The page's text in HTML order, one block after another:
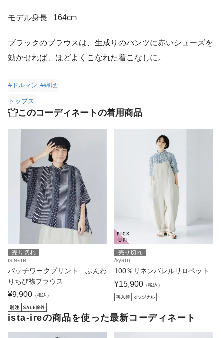
モデル身長 164cm
ブラックのブラウスは、生成りのパンツに赤いシューズを
効かせれば、ほどよくこなれた着こなしに。
#ドルマン #綿混
トップス
このコーディネートの着用商品
売り切れ
ista-ire
パッチワークプリント ふんわ
りちび襟ブラウス
¥9,900 （税込）
売り切れ
&yarn
100％リネンバレルサロペット
¥15,900 （税込）
ista-ireの商品を使った最新コーディネート